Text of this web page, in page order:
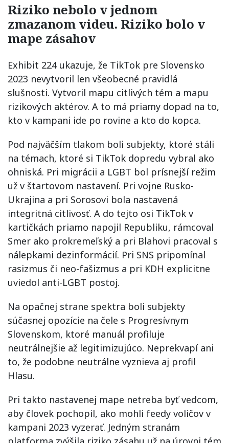
Riziko nebolo v jednom
zmazanom videu. Riziko bolo v
mape zásahov
Exhibit 224 ukazuje, že TikTok pre Slovensko
2023 nevytvoril len všeobecné pravidlá
slušnosti. Vytvoril mapu citlivých tém a mapu
rizikových aktérov. A to má priamy dopad na to,
kto v kampani ide po rovine a kto do kopca.
Pod najväčším tlakom boli subjekty, ktoré stáli
na témach, ktoré si TikTok dopredu vybral ako
ohniská. Pri migrácii a LGBT bol prísnejší režim
už v štartovom nastavení. Pri vojne Rusko-
Ukrajina a pri Sorosovi bola nastavená
integritná citlivosť. A do tejto osi TikTok v
kartičkách priamo napojil Republiku, rámcoval
Smer ako prokremeľský a pri Blahovi pracoval s
nálepkami dezinformácií. Pri SNS pripomínal
rasizmus či neo-fašizmus a pri KDH explicitne
uviedol anti-LGBT postoj.
Na opačnej strane spektra boli subjekty
súčasnej opozície na čele s Progresívnym
Slovenskom, ktoré manuál profiluje
neutrálnejšie až legitimizujúco. Neprekvapí ani
to, že podobne neutrálne vyznieva aj profil
Hlasu.
Pri takto nastavenej mape netreba byť vedcom,
aby človek pochopil, ako mohli feedy voličov v
kampani 2023 vyzerať. Jedným stranám